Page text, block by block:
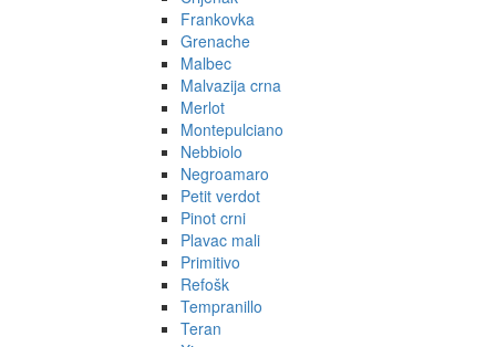
Frankovka
Grenache
Malbec
Malvazija crna
Merlot
Montepulciano
Nebbiolo
Negroamaro
Petit verdot
Pinot crni
Plavac mali
Primitivo
Refošk
Tempranillo
Teran